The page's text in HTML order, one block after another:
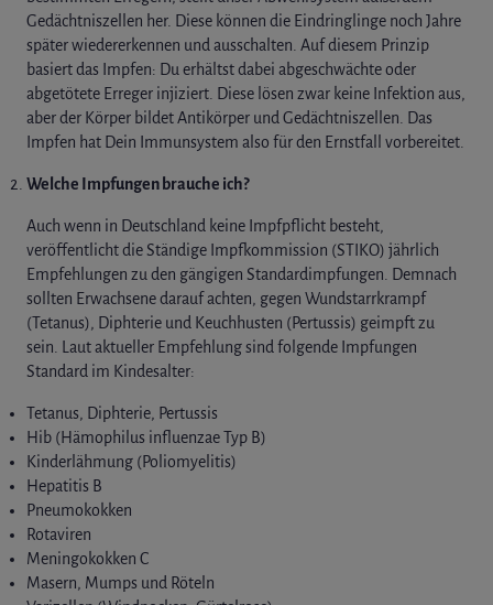
Gedächtniszellen her. Diese können die Eindringlinge noch Jahre
später wiedererkennen und ausschalten. Auf diesem Prinzip
basiert das Impfen: Du erhältst dabei abgeschwächte oder
abgetötete Erreger injiziert. Diese lösen zwar keine Infektion aus,
aber der Körper bildet Antikörper und Gedächtniszellen. Das
Impfen hat Dein Immunsystem also für den Ernstfall vorbereitet.
Welche Impfungen brauche ich?
Auch wenn in Deutschland keine Impfpflicht besteht,
veröffentlicht die Ständige Impfkommission (STIKO) jährlich
Empfehlungen zu den gängigen Standardimpfungen. Demnach
sollten Erwachsene darauf achten, gegen Wundstarrkrampf
(Tetanus), Diphterie und Keuchhusten (Pertussis) geimpft zu
sein. Laut aktueller Empfehlung sind folgende Impfungen
Standard im Kindesalter:
Tetanus, Diphterie, Pertussis
Hib (Hämophilus influenzae Typ B)
Kinderlähmung (Poliomyelitis)
Hepatitis B
Pneumokokken
Rotaviren
Meningokokken C
Masern, Mumps und Röteln